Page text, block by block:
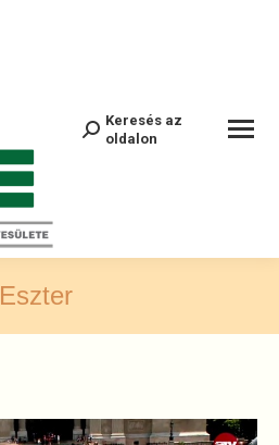
Cerca:Keresés az
oldalon
Eszter